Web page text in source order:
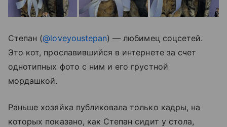
Степан (@loveyoustepan)— любимец соцсетей.
Это кот, прославившийся в интернете за счет
однотипных фото с ним и его грустной
мордашкой.
Раньше хозяйка публиковала только кадры, на
которых показано, как Степан сидит у стола,